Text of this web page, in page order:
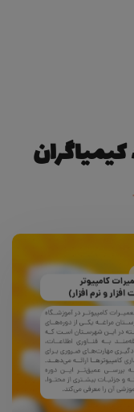
کیمیاگران